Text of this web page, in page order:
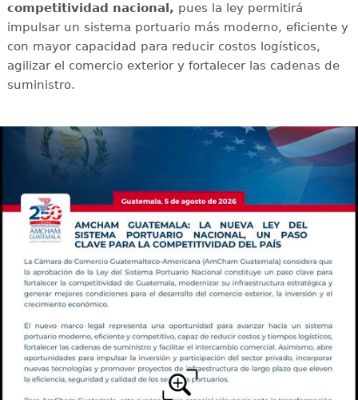
competitividad nacional, pues la ley permitirá
impulsar un sistema portuario más moderno, eficiente y
con mayor capacidad para reducir costos logísticos,
agilizar el comercio exterior y fortalecer las cadenas de
suministro.